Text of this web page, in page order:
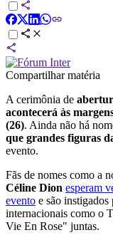
Compartilhar matéria
A cerimônia de
acontecerá às
(26). Ainda não há
que grandes figuras
evento.
Fãs de nomes como a
Céline Dion esperam
evento e são instigados
internacionais como o
Vie En Rose" juntas.